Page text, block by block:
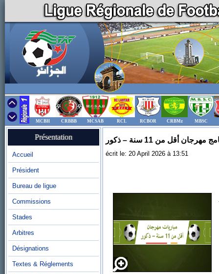
MCBH CRBBB MCSAB RCL RCBOR CRBMz MBSC
Présentation
Accueil
Président
Bureau de ligue
Commissions
Stades
Arbitres
Désignations
Textes & Réglements
مهرجان أقل من 11 سنة – ذكور
écrit le: 20 April 2026 à 13:51